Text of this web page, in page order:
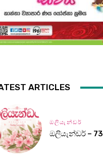
ARTICLES
ඔලියැන්ඩර්
ඔලියැන්ඩර් – 73